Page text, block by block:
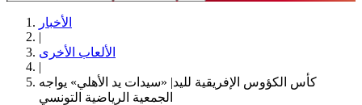
الأخبار
|
الألعاب الأخرى
|
كأس الكؤوس الإفريقية لليد| «سيدات يد الأهلي» يواجه
الجمعية الرياضية التونسي